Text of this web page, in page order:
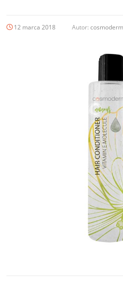
12 marca 2018 Autor: